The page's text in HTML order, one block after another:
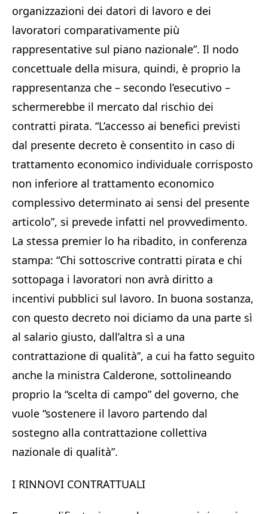
organizzazioni dei datori di lavoro e dei
lavoratori comparativamente più
rappresentative sul piano nazionale”. Il nodo
concettuale della misura, quindi, è proprio la
rappresentanza che – secondo l’esecutivo –
schermerebbe il mercato dal rischio dei
contratti pirata. “L’accesso ai benefici previsti
dal presente decreto è consentito in caso di
trattamento economico individuale corrisposto
non inferiore al trattamento economico
complessivo determinato ai sensi del presente
articolo”, si prevede infatti nel provvedimento.
La stessa premier lo ha ribadito, in conferenza
stampa: “Chi sottoscrive contratti pirata e chi
sottopaga i lavoratori non avrà diritto a
incentivi pubblici sul lavoro. In buona sostanza,
con questo decreto noi diciamo da una parte sì
al salario giusto, dall’altra sì a una
contrattazione di qualità”, a cui ha fatto seguito
anche la ministra Calderone, sottolineando
proprio la “scelta di campo” del governo, che
vuole “sostenere il lavoro partendo dal
sostegno alla contrattazione collettiva
nazionale di qualità”.
I RINNOVI CONTRATTUALI